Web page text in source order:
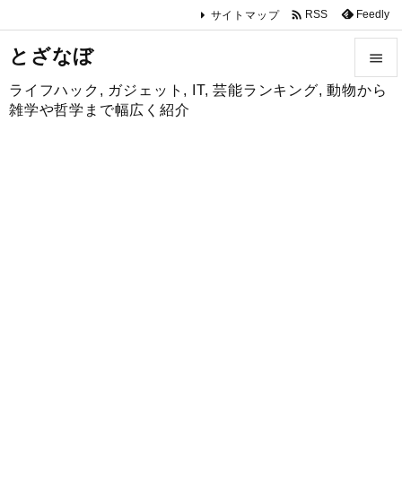
とざなぼ
ライフハック, ガジェット, IT, 芸能ランキング, 動物から
雑学や哲学まで幅広く紹介


サイトマップ  RSS Feedly